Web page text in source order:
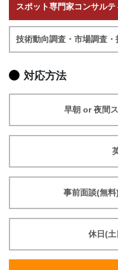
スポット専門家コンサルテ
技術動向調査・市場調査
対応方法
早朝 or 夜間
事前面談(無
休日(